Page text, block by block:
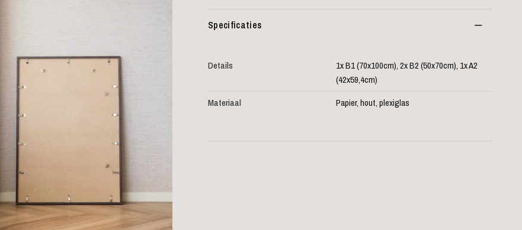
Specificaties
Details
1x B1 (70x100cm), 2x B2 (50x70cm), 1x A2
(42x59,4cm)
Materiaal
Papier, hout, plexiglas